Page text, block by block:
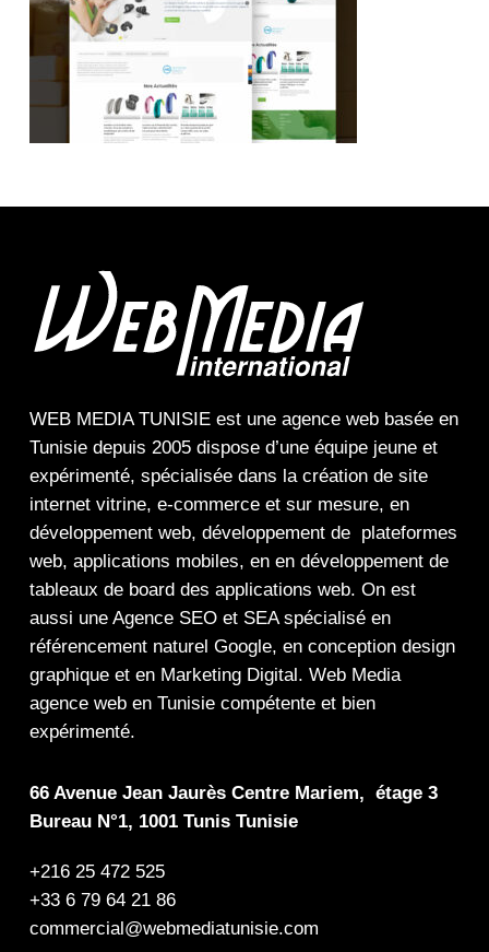
WEB MEDIA TUNISIEest une agence webbasée en
Tunisie depuis 2005 dispose d’une équipe jeune et
expérimenté, spécialisée dans la création de site
internet vitrine, e-commerceet sur mesure, en
développement web, développement de plateformes
web, applications mobiles, en en développement de
tableaux de boarddes applications web. On est
aussi une Agence SEOet SEAspécialisé en
référencement naturel Google, en conception design
graphiqueet en Marketing Digital. Web Media
agence web en Tunisie compétente et bien
expérimenté.
66 Avenue Jean Jaurès Centre Mariem, étage 3
Bureau N°1, 1001 Tunis Tunisie
+216 25 472 525
+33 6 79 64 21 86
commercial@webmediatunisie.com